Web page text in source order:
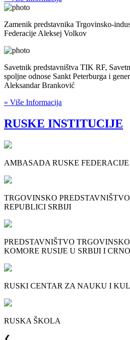
Zamenik predstavnika Trgovinsko-
Federacije Aleksej Volkov
Savetnik predstavništva TIK RF,
spoljne odnose Sankt Peterburga i
Aleksandar Branković
» Više Informacija
RUSKE INSTITUCIJE
AMBASADA RUSKE FEDERACIJE
TRGOVINSKO
REPUBLICI SRBIJI
PREDSTAVNIŠTVO
KOMORE RUSIJE U SRBIJI I
RUSKI CENTAR ZA NAUKU I
RUSKA ŠKOLA
❮